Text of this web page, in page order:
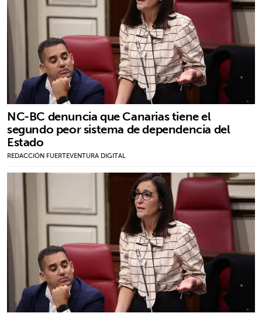
NC-BC denuncia que Canarias tiene el
segundo peor sistema de dependencia del
Estado
REDACCIÓN FUERTEVENTURA DIGITAL